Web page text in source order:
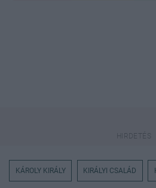
KÁROLY KIRÁLY KIRÁLYI CSALÁD